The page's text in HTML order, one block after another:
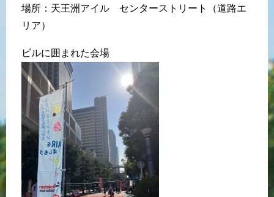
場所：天王洲アイル センターストリート（道路エ
リア）
ビルに囲まれた会場